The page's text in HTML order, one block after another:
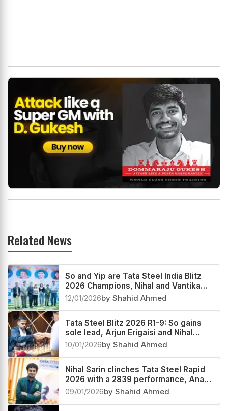
Related News
So and Yip are Tata Steel India Blitz
2026 Champions, Nihal and Vantika
second, Arjun Erigaisi third
12/01/2026by Shahid Ahmed
Tata Steel Blitz 2026 R1-9: So gains
sole lead, Arjun Erigaisi and Nihal
Sarin in pursuit
10/01/2026by Shahid Ahmed
Nihal Sarin clinches Tata Steel Rapid
2026 with a 2839 performance, Anand
second and Arjun Erigaisi third
09/01/2026by Shahid Ahmed